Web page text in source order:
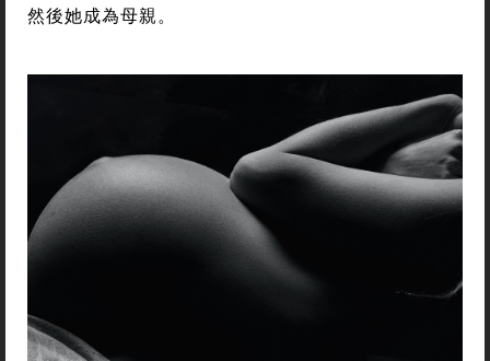
然後她成為母親。